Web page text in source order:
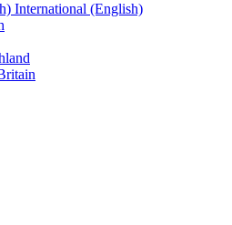
International (English)